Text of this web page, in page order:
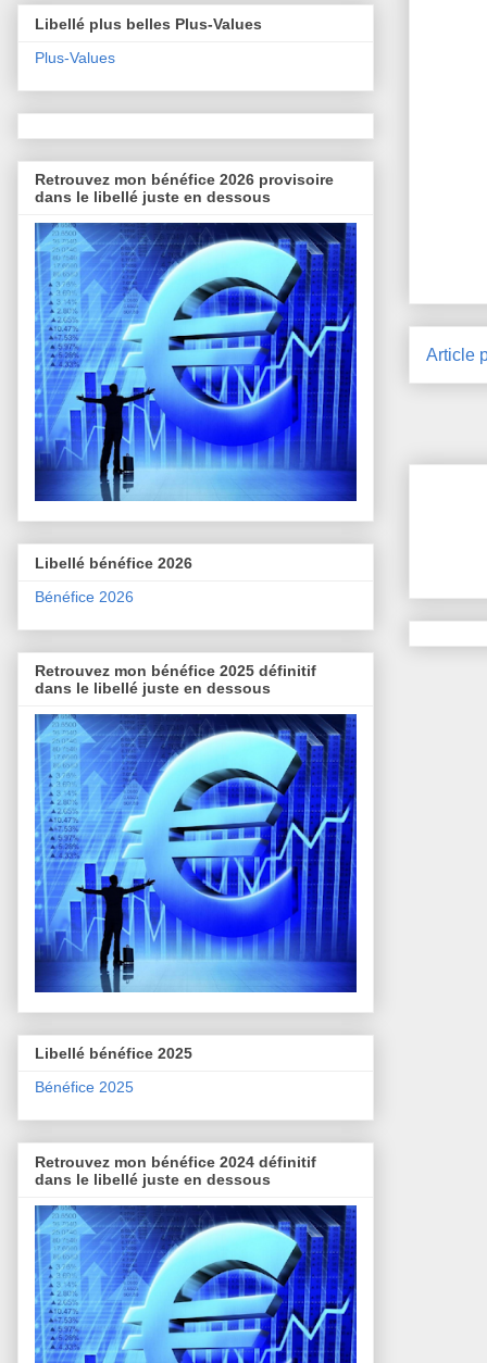
Article
Libellé plus belles Plus-Values
Plus-Values
Retrouvez mon bénéfice 2026 provisoire
dans le libellé juste en dessous
Libellé bénéfice 2026
Bénéfice 2026
Retrouvez mon bénéfice 2025 définitif
dans le libellé juste en dessous
Libellé bénéfice 2025
Bénéfice 2025
Retrouvez mon bénéfice 2024 définitif
dans le libellé juste en dessous